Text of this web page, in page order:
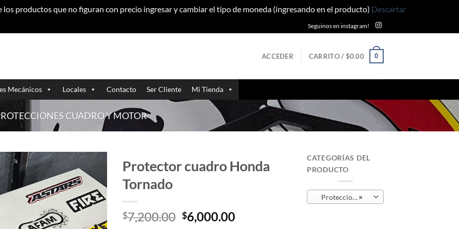
los productos que no figuran con precio ingresar y cambiar el tipo de moneda (ingresando en el producto) Descartar
Seguinos en instagram!
ACCEDER CARRITO / $0.00 0
Mecánicos Locales Contacto Ser Cliente Mi Tienda
CUADRO Y MOTOR
Protector cuadro Honda
Tornado
$7,200.00 El
$6,000.00El
CATEGORÍAS DEL
PRODUCTO
×
Protecciones Cuadro y motor